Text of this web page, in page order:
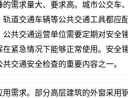
需求量大、要求高。城市公交车、
道交通车辆等公共交通工具都应配
共交通运营单位需要定期对安全锤
紧急情况下能够正常使用。安全锤
交通安全检查的重要内容之一。
需求。部分高层建筑的外窗采用钢